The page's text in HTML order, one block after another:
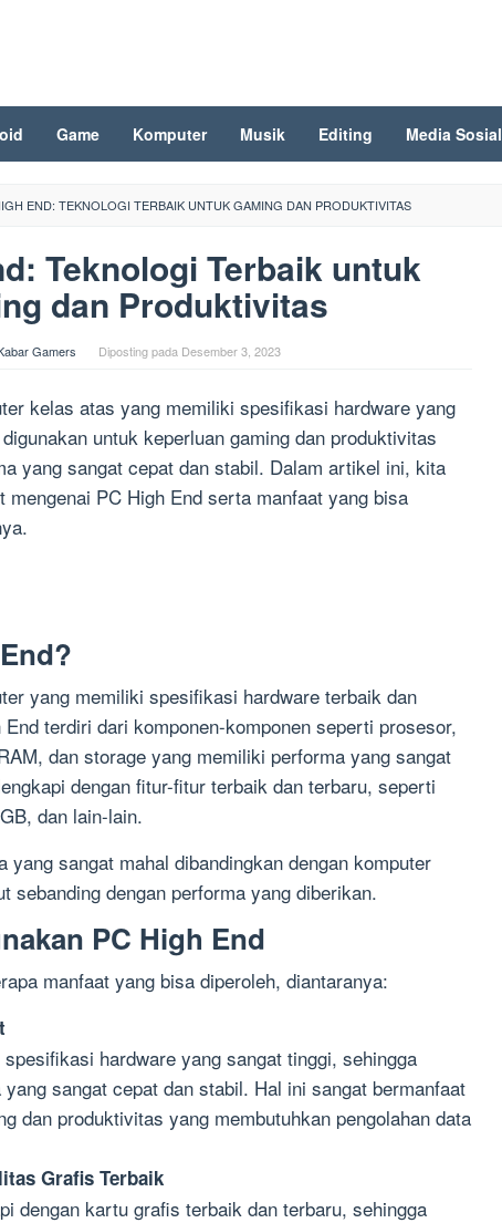
Game Komputer Musik Editing Media Sosial
END: TEKNOLOGI TERBAIK UNTUK GAMING DAN PRODUKTIVITAS
Teknologi Terbaik untuk
dan Produktivitas
Gamers Diposting pada Desember 3, 2023
kelas atas yang memiliki spesifikasi hardware yang
untuk keperluan gaming dan produktivitas
yang sangat cepat dan stabil. Dalam artikel ini, kita
mengenai PC High End serta manfaat yang bisa
yang memiliki spesifikasi hardware terbaik dan
terdiri dari komponen-komponen seperti prosesor,
dan storage yang memiliki performa yang sangat
dengan fitur-fitur terbaik dan terbaru, seperti
dan lain-lain.
yang sangat mahal dibandingkan dengan komputer
sebanding dengan performa yang diberikan.
PC High End
manfaat yang bisa diperoleh, diantaranya:
hardware yang sangat tinggi, sehingga
sangat cepat dan stabil. Hal ini sangat bermanfaat
dan produktivitas yang membutuhkan pengolahan data
Grafis Terbaik
dengan kartu grafis terbaik dan terbaru, sehingga